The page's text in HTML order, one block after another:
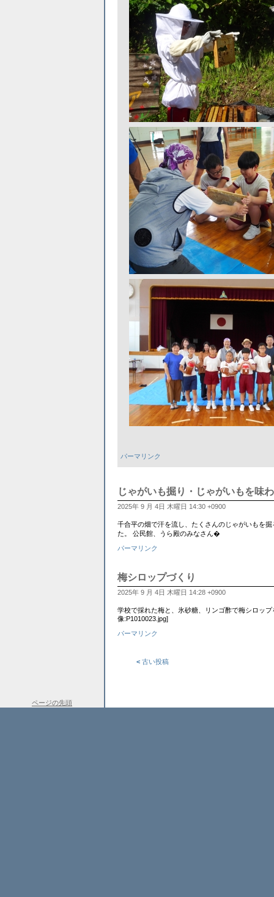
パーマリンク
じゃがいも掘り・じゃがいもを味
2025年 9 月 4日 木曜日 14:30 +0900
千合平の畑で汗を流し、たくさんのじゃがいもを
た。 公民館、うら殿のみなさん�
パーマリンク
梅シロップづくり
2025年 9 月 4日 木曜日 14:28 +0900
学校で採れた梅と、氷砂糖、リンゴ酢で梅シロッ
像:P1010023.jpg]
パーマリンク
< 古い投稿
ページの先頭